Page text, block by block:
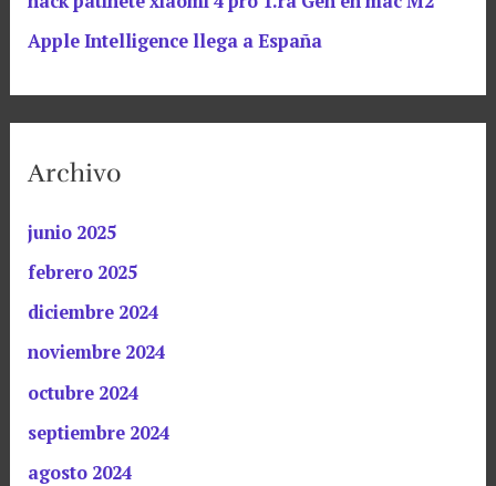
Apple Intelligence llega a España
Archivo
junio 2025
febrero 2025
diciembre 2024
noviembre 2024
octubre 2024
septiembre 2024
agosto 2024